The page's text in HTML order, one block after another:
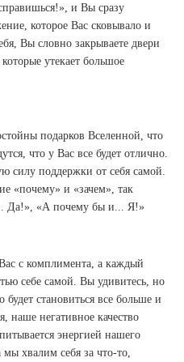
и Вы сразу
которое Вас сковывало и
Вы словно закрываете двери
утекает большое
подарков Вселенной, что
что у Вас все будет отлично.
силу поддержки от себя самой.
«почему» и «зачем», так
Да!», «А почему бы и... Я!»
с комплимента, а каждый
себе самой. Вы удивитесь, но
становиться все больше и
наше негативное качество
энергией нашего
мы хвалим себя за что-то,